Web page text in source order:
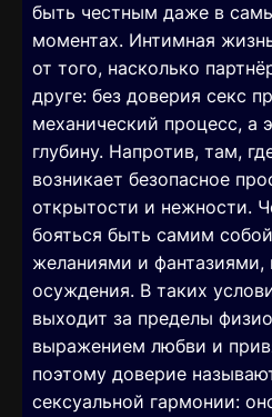
быть честным даже в
моментах. Интимная
от того, насколько
друге: без доверия секс
механический процесс, а
глубину. Напротив, там,
возникает безопасное
открытости и нежности.
бояться быть самим
желаниями и фантазиями,
осуждения. В таких
выходит за пределы
выражением любви и
поэтому доверие
сексуальной гармонии: